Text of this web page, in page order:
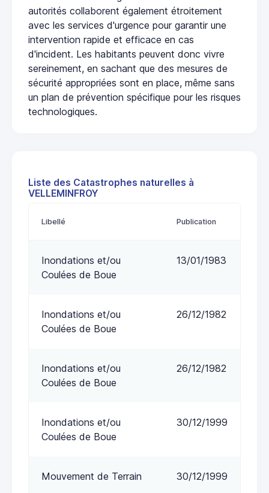
autorités collaborent également étroitement
avec les services d'urgence pour garantir une
intervention rapide et efficace en cas
d'incident. Les habitants peuvent donc vivre
sereinement, en sachant que des mesures de
sécurité appropriées sont en place, même sans
un plan de prévention spécifique pour les risques
technologiques.
Liste des Catastrophes naturelles à
VELLEMINFROY
Libellé Publication
Inondations et/ou
Coulées de Boue
13/01/1983
Inondations et/ou
Coulées de Boue
26/12/1982
Inondations et/ou
Coulées de Boue
26/12/1982
Inondations et/ou
Coulées de Boue
30/12/1999
Mouvement de Terrain 30/12/1999